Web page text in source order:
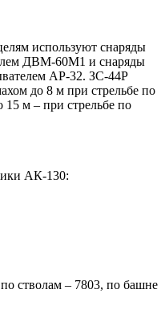
используют снаряды
ДВМ-60М1 и снаряды
АР-32. ЗС-44Р
до 8 м при стрельбе по
15 м – при стрельбе по
АК-130:
стволам – 7803, по башне